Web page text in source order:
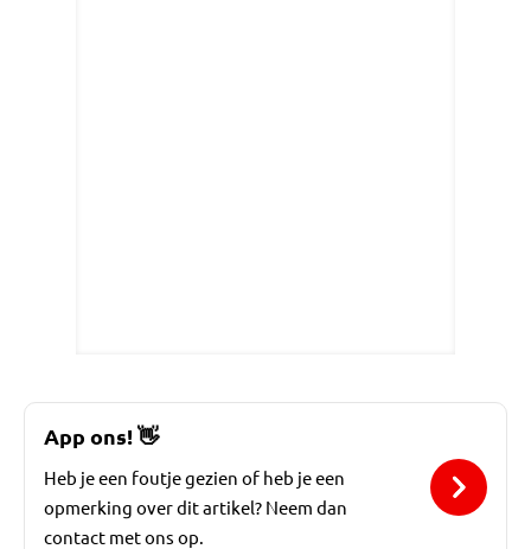
App ons!👋
Heb je een foutje gezien of heb je een
opmerking over dit artikel? Neem dan
contact met ons op.